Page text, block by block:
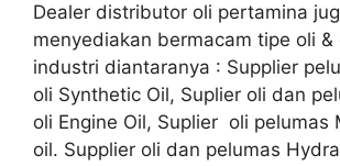
Dealer distributor oli pertamina
menyediakan bermacam tipe oli &
industri diantaranya : Supplier
oli Synthetic Oil, Suplier oli dan
oli Engine Oil, Suplier oli pelumas
oil. Supplier oli dan pelumas